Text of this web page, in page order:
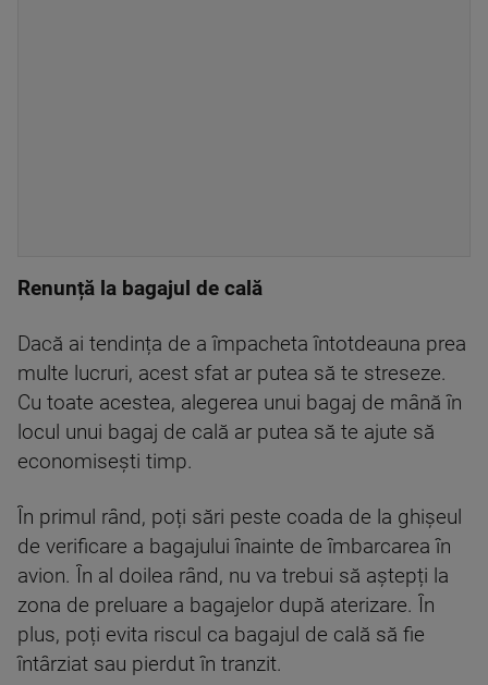
Renunță la bagajul de cală
Dacă ai tendința de a împacheta întotdeauna prea
multe lucruri, acest sfat ar putea să te streseze.
Cu toate acestea, alegerea unui bagaj de mână în
locul unui bagaj de cală ar putea să te ajute să
economisești timp.
În primul rând, poți sări peste coada de la ghișeul
de verificare a bagajului înainte de îmbarcarea în
avion. În al doilea rând, nu va trebui să aștepți la
zona de preluare a bagajelor după aterizare. În
plus, poți evita riscul ca bagajul de cală să fie
întârziat sau pierdut în tranzit.